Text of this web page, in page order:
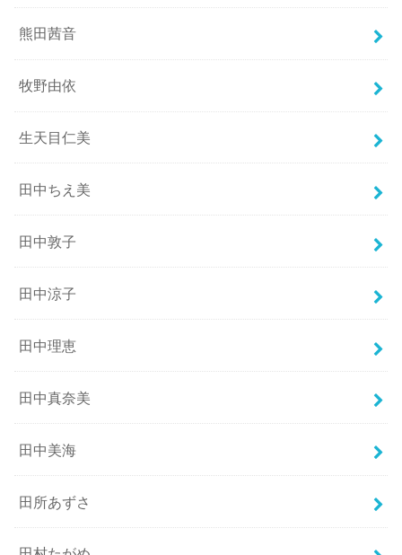
熊田茜音
牧野由依
生天目仁美
田中ちえ美
田中敦子
田中涼子
田中理恵
田中真奈美
田中美海
田所あずさ